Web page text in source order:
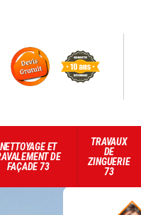
NETTOYAGE ET
DE
FAÇADE 73
TRAVAUX
DE
ZINGUERIE
73